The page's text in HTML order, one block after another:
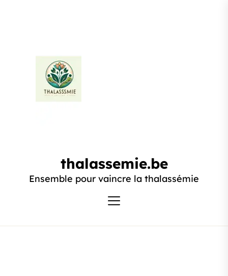
thalassemie.be
thalassemie.be
Ensemble pour vaincre la thalassémie